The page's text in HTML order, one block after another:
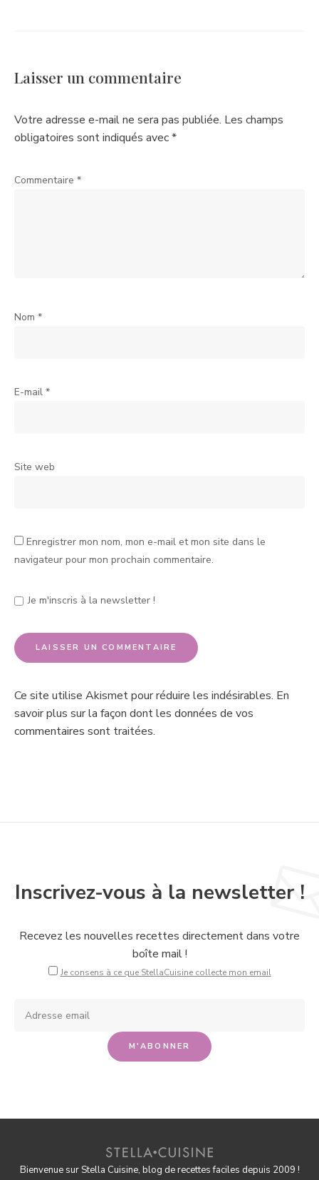
Laisser un commentaire
Votre adresse e-mail ne sera pas publiée. Les champs
obligatoires sont indiqués avec*
Commentaire *
Nom *
E-mail *
Site web
Enregistrer mon nom, mon e-mail et mon site dans le
navigateur pour mon prochain commentaire.
Je m'inscris à la newsletter !
Ce site utilise Akismet pour réduire les indésirables. En
savoir plus sur la façon dont les données de vos
commentaires sont traitées.
Inscrivez-vous à la newsletter !
Recevez les nouvelles recettes directement dans votre
boîte mail !
Je consens à ce que StellaCuisine collecte mon email
Bienvenue sur Stella Cuisine, blog de recettes faciles depuis 2009 !